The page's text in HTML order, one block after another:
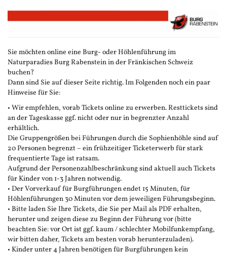
Zum
Haupt-
Sie möchten online eine Burg- oder Höhlenführung im
Naturparadies Burg Rabenstein in der Fränkischen Schweiz
buchen?
Dann sind Sie auf dieser Seite richtig. Im Folgenden noch ein paar
Hinweise für Sie:
• Wir empfehlen, vorab Tickets online zu erwerben. Resttickets sind
an der Tageskasse ggf. nicht oder nur in begrenzter Anzahl
erhältlich.
Die Gruppengrößen bei Führungen durch die Sophienhöhle sind auf
20 Personen begrenzt – ein frühzeitiger Ticketerwerb für stark
frequentierte Tage ist ratsam.
Aufgrund der Personenzahlbeschränkung sind aktuell auch Tickets
für Kinder von 1-3 Jahren notwendig.
• Der Vorverkauf für Burgführungen endet 15 Minuten, für
Höhlenführungen 30 Minuten vor dem jeweiligen Führungsbeginn.
• Bitte laden Sie Ihre Tickets, die Sie per Mail als PDF erhalten,
herunter und zeigen diese zu Beginn der Führung vor (bitte
beachten Sie: vor Ort ist ggf. kaum / schlechter Mobilfunkempfang,
wir bitten daher, Tickets am besten vorab herunterzuladen).
• Kinder unter 4 Jahren benötigen für Burgführungen kein